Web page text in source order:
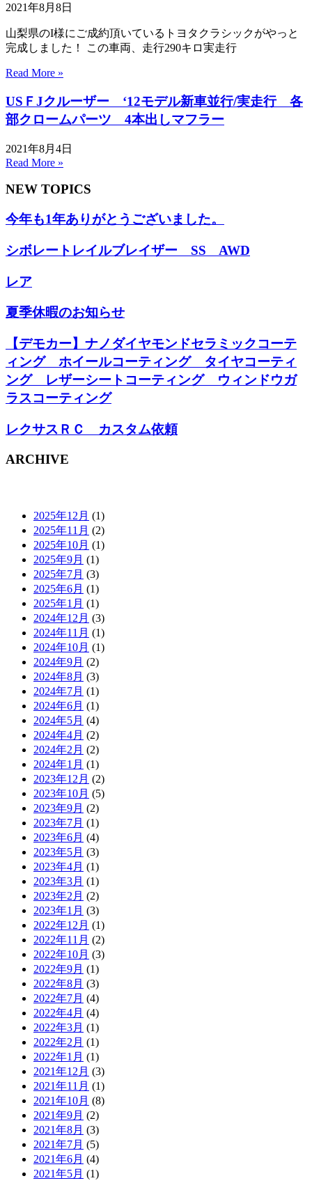
2021年8月8日
山梨県のI様にご成約頂いているトヨタクラシックがやっと
完成しました！ この車両、走行290キロ実走行
Read More »
USＦJクルーザー ‘12モデル新車並行/実走行 各
部クロームパーツ 4本出しマフラー
2021年8月4日
Read More »
NEW TOPICS
今年も1年ありがとうございました。
シボレートレイルブレイザー SS AWD
レア
夏季休暇のお知らせ
【デモカー】ナノダイヤモンドセラミックコーテ
ィング ホイールコーティング タイヤコーティ
ング レザーシートコーティング ウィンドウガ
ラスコーティング
レクサスＲＣ カスタム依頼
ARCHIVE
2025年12月 (1)
2025年11月 (2)
2025年10月 (1)
2025年9月 (1)
2025年7月 (3)
2025年6月 (1)
2025年1月 (1)
2024年12月 (3)
2024年11月 (1)
2024年10月 (1)
2024年9月 (2)
2024年8月 (3)
2024年7月 (1)
2024年6月 (1)
2024年5月 (4)
2024年4月 (2)
2024年2月 (2)
2024年1月 (1)
2023年12月 (2)
2023年10月 (5)
2023年9月 (2)
2023年7月 (1)
2023年6月 (4)
2023年5月 (3)
2023年4月 (1)
2023年3月 (1)
2023年2月 (2)
2023年1月 (3)
2022年12月 (1)
2022年11月 (2)
2022年10月 (3)
2022年9月 (1)
2022年8月 (3)
2022年7月 (4)
2022年4月 (4)
2022年3月 (1)
2022年2月 (1)
2022年1月 (1)
2021年12月 (3)
2021年11月 (1)
2021年10月 (8)
2021年9月 (2)
2021年8月 (3)
2021年7月 (5)
2021年6月 (4)
2021年5月 (1)